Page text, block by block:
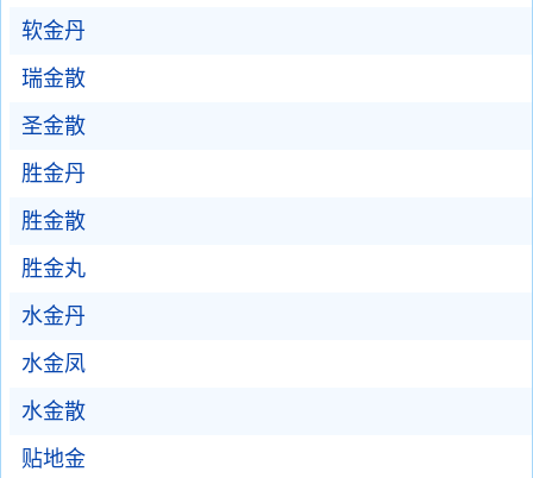
软金丹
瑞金散
圣金散
胜金丹
胜金散
胜金丸
水金丹
水金凤
水金散
贴地金